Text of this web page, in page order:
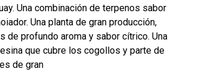
Una combinación de terpenos sabor
Una planta de gran producción,
de profundo aroma y sabor cítrico. Una
que cubre los cogollos y parte de
de gran